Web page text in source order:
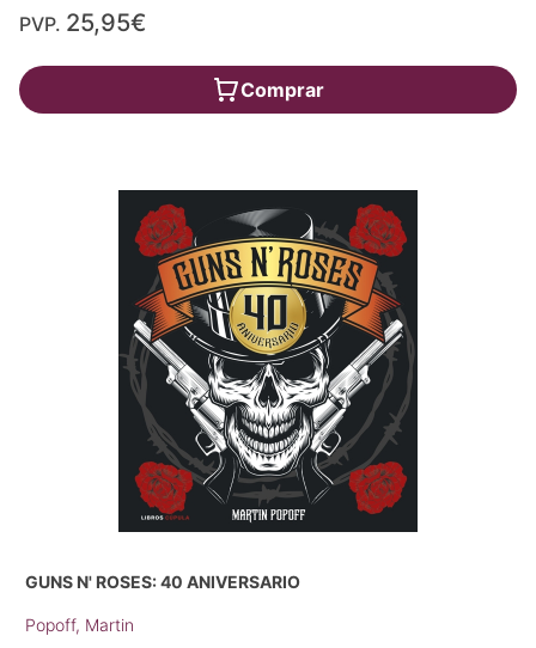
PVP. 25,95€
Comprar
GUNS N' ROSES: 40 ANIVERSARIO
Popoff, Martin